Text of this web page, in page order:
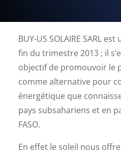
BUY-US SOLAIRE SARL
fin du trimestre 2013 ; il
objectif de promouvoir le
comme alternative pour
énergétique que
pays subsahariens et en
FASO.
En effet le soleil nous